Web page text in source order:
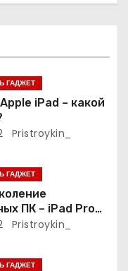
ГАДЖЕТ
iPad – какой
Pristroykin_
ГАДЖЕТ
ПК – iPad Pro
Pristroykin_
ГАДЖЕТ